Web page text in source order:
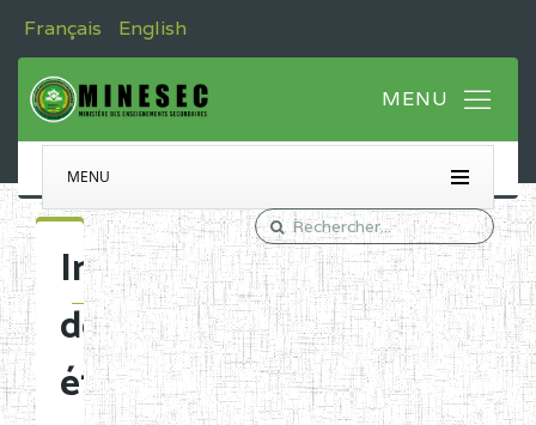
Français English
MENU
Immatriculation
des
établissements